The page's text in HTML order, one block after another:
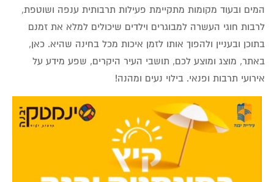
המים ובעוד מקומות מתקיימת פעילות תרבותית ענפה ושוטפת,
לרבות חוגי העשרה למבוגרים וילדים שיכולים למלא את זמנם
בתוכן ובעניין ולהפוך אותו לזמן איכות מכל בחינה שהיא. כאן,
באתר, מוצג ומוצע לכם, תושבי העיר היקרים, שפע מידע על
אירועי תרבות ופנאי. בילוי נעים ומהנה!